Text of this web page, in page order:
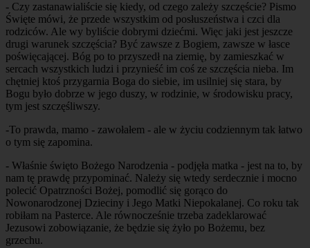
- Czy zastanawialiście się kiedy, od czego zależy szczęście? Pismo
Święte mówi, że przede wszystkim od posłuszeństwa i czci dla
rodziców. Ale wy byliście dobrymi dziećmi. Więc jaki jest jeszcze
drugi warunek szczęścia? Być zawsze z Bogiem, zawsze w łasce
poświęcającej. Bóg po to przyszedł na ziemię, by zamieszkać w
sercach wszystkich ludzi i przynieść im coś ze szczęścia nieba. Im
chętniej ktoś przygarnia Boga do siebie, im usilniej się stara, by
Bogu było dobrze w jego duszy, w rodzinie, w środowisku pracy,
tym jest szczęśliwszy.
-To prawda, mamo - zawołałem - ale w życiu codziennym tak łatwo
o tym się zapomina.
- Właśnie święto Bożego Narodzenia - podjęła matka - jest na to, by
nam tę prawdę przypominać. Należy się wtedy serdecznie i mocno
polecić Opatrzności Bożej, pomodlić się gorąco do
Nowonarodzonej Dzieciny i Jego Matki Niepokalanej. Co roku tak
robiłam na Pasterce. Ale równocześnie trzeba zadeklarować
Jezusowi zobowiązanie, że będzie się żyło po Bożemu, bez
grzechu.